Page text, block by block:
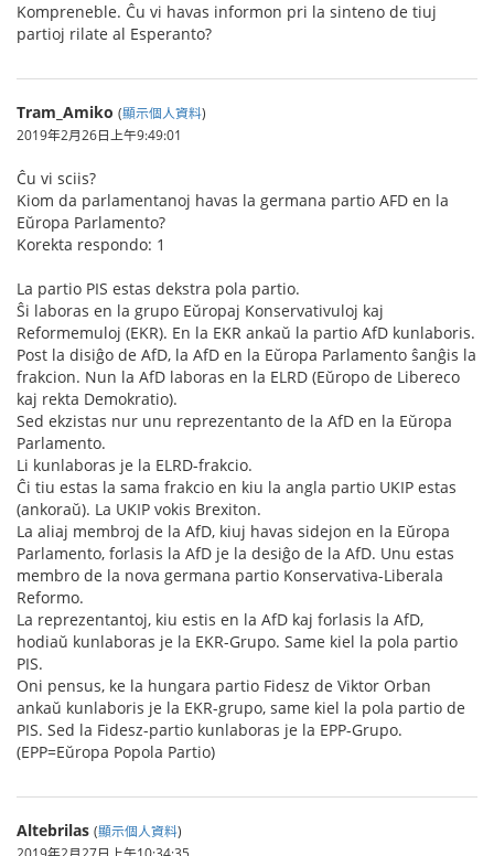
Kompreneble. Ĉu vi havas informon pri la sinteno de tiuj
partioj rilate al Esperanto?
Tram_Amiko (顯示個人資料)
2019年2月26日上午9:49:01
Ĉu vi sciis?
Kiom da parlamentanoj havas la germana partio AFD en la
Eŭropa Parlamento?
Korekta respondo: 1
La partio PIS estas dekstra pola partio.
Ŝi laboras en la grupo Eŭropaj Konservativuloj kaj
Reformemuloj (EKR). En la EKR ankaŭ la partio AfD kunlaboris.
Post la disiĝo de AfD, la AfD en la Eŭropa Parlamento ŝanĝis la
frakcion. Nun la AfD laboras en la ELRD (Eŭropo de Libereco
kaj rekta Demokratio).
Sed ekzistas nur unu reprezentanto de la AfD en la Eŭropa
Parlamento.
Li kunlaboras je la ELRD-frakcio.
Ĉi tiu estas la sama frakcio en kiu la angla partio UKIP estas
(ankoraŭ). La UKIP vokis Brexiton.
La aliaj membroj de la AfD, kiuj havas sidejon en la Eŭropa
Parlamento, forlasis la AfD je la desiĝo de la AfD. Unu estas
membro de la nova germana partio Konservativa-Liberala
Reformo.
La reprezentantoj, kiu estis en la AfD kaj forlasis la AfD,
hodiaŭ kunlaboras je la EKR-Grupo. Same kiel la pola partio
PIS.
Oni pensus, ke la hungara partio Fidesz de Viktor Orban
ankaŭ kunlaboris je la EKR-grupo, same kiel la pola partio de
PIS. Sed la Fidesz-partio kunlaboras je la EPP-Grupo.
(EPP=Eŭropa Popola Partio)
Altebrilas (顯示個人資料)